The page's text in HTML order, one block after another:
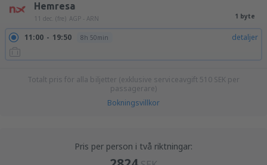
Hemresa
11 dec. (fre) AGP - ARN 1 byte
11:00 19:50 8h 50min detaljer
Totalt pris för alla biljetter (exklusive serviceavgift 510 SEK per
passagerare)
Bokningsvillkor
Pris per person i två riktningar: